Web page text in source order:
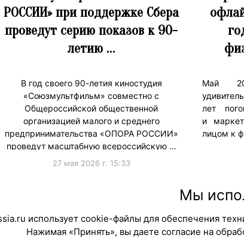
РОССИИ» при поддержке Сбера
проведут серию показов к 90-
летию …
В год своего 90-летия киностудия
«Союзмультфильм» совместно с
Общероссийской общественной
организацией малого и среднего
предпринимательства «ОПОРА РОССИИ»
проведут масштабную всероссийскую …
27 мая 2026 г. 15:33
Май
лет
и
лицом к
Мы
использует cookie-файлы для обеспечения
Нажимая «Принять», вы даете согласие на